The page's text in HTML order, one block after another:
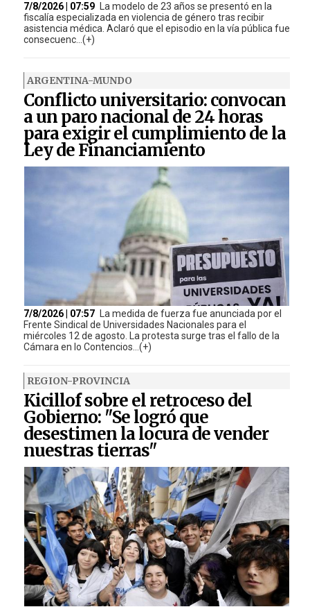
7/8/2026 | 07:59 La modelo de 23 años se presentó en la
fiscalía especializada en violencia de género tras recibir
asistencia médica. Aclaró que el episodio en la vía pública fue
consecuenc...(+)
ARGENTINA-MUNDO
Conflicto universitario: convocan
a un paro nacional de 24 horas
para exigir el cumplimiento de la
Ley de Financiamiento
7/8/2026 | 07:57
La medida de fuerza fue anunciada por el
Frente Sindical de Universidades Nacionales para el
miércoles 12 de agosto. La protesta surge tras el fallo de la
Cámara en lo Contencios...(+)
REGION-PROVINCIA
Kicillof sobre el retroceso del
Gobierno: "Se logró que
desestimen la locura de vender
nuestras tierras"